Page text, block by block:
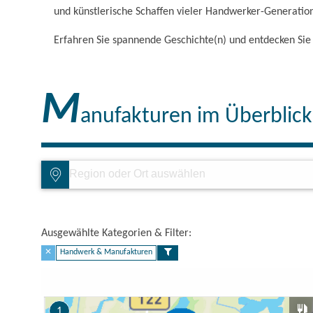
und künstlerische Schaffen vieler Handwerker-
Erfahren Sie spannende Geschichte(n) und entdecken
Manufakturen im Überblick
Ausgewählte Kategorien & Filter:​
✕ Handwerk & Manufakturen